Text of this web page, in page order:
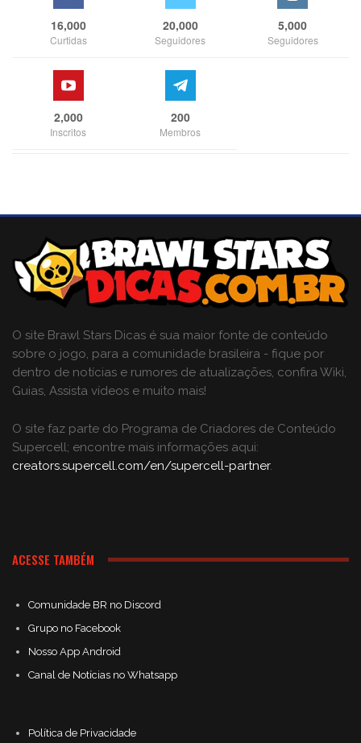
16,000
Curtidas
20,000
Seguidores
5,000
Seguidores
2,000
Inscritos
200
Membros
O site Brawl Stars Dicas é sua maior fonte de conteúdo
sobre o jogo, para a comunidade brasileira - fique por
dentro de notícias e rumores de atualizações, confira Wiki,
Guias, Assista vídeos e muito mais!
O site faz parte do Programa de Criadores de Conteúdo
Supercell; encontre mais informações aqui:
creators.supercell.com/en/supercell-partner.
ACESSE TAMBÉM
Comunidade BR no Discord
Grupo no Facebook
Nosso App Android
Canal de Notícias no Whatsapp
Política de Privacidade